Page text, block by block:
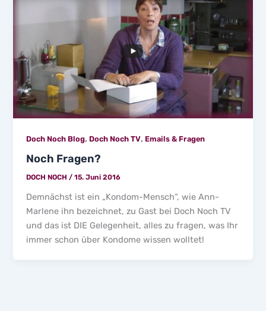
Doch Noch Blog, Doch Noch TV, Emails & Fragen
Noch Fragen?
DOCH NOCH/15. Juni 2016
Demnächst ist ein „Kondom-Mensch“, wie Ann-
Marlene ihn bezeichnet, zu Gast bei Doch Noch TV
und das ist DIE Gelegenheit, alles zu fragen, was Ihr
immer schon über Kondome wissen wolltet!